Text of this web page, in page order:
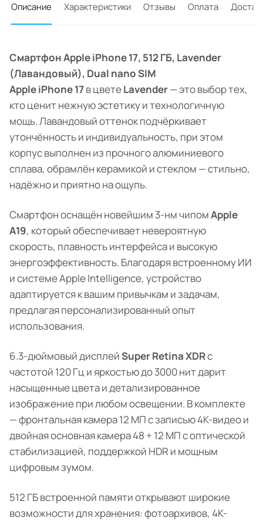
Описание Характеристики Отзывы Оплата
Смартфон Apple iPhone 17, 512 ГБ, Lavender
(Лавандовый), Dual nano SIM
Apple iPhone 17в цветеLavender— это выбор тех,
кто ценит нежную эстетику и технологичную
мощь. Лавандовый оттенок подчёркивает
утончённость и индивидуальность, при этом
корпус выполнен из прочного алюминиевого
сплава, обрамлён керамикой и стеклом — стильно,
надёжно и приятно на ощупь.
Смартфон оснащён новейшим 3-нм чипомApple
A19, который обеспечивает невероятную
скорость, плавность интерфейса и высокую
энергоэффективность. Благодаря встроенному ИИ
и системе Apple Intelligence, устройство
адаптируется к вашим привычкам и задачам,
предлагая персонализированный опыт
использования.
6.3-дюймовый дисплейSuper Retina XDRс
частотой 120 Гц и яркостью до 3000 нит дарит
насыщенные цвета и детализированное
изображение при любом освещении. В комплекте
— фронтальная камера 12 МП с записью 4K-видео и
двойная основная камера 48 + 12 МП с оптической
стабилизацией, поддержкой HDR и мощным
цифровым зумом.
512 ГБ встроенной памяти открывают широкие
возможности для хранения: фотоархивов, 4K-